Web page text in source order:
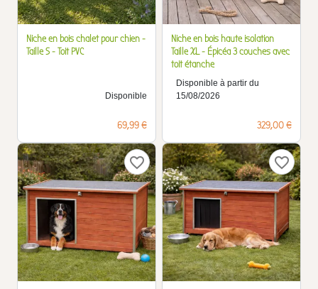
Niche en bois chalet pour chien -
Taille S - Toit PVC
Disponible
Prix
69,99 €
Niche en bois haute isolation
Taille XL - Épicéa 3 couches avec
toit étanche
Disponible à partir du
15/08/2026
Prix
329,00 €
favorite_border favorite_border